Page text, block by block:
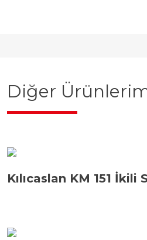
Diğer
Kılıcaslan KM 151 İkili